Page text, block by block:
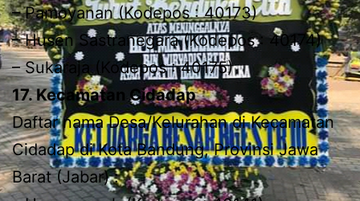
– Pamoyanan (Kodepos : 40173)
– Husen Sastranegara (Kodepos : 40174)
– Sukaraja (Kodepos : 40175)
17. Kecamatan Cidadap
Daftar nama Desa/Kelurahan di Kecamatan
Cidadap di Kota Bandung, Provinsi Jawa
Barat (Jabar) :